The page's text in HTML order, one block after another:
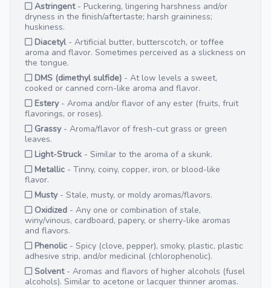
Astringent- Puckering, lingering harshness and/or
dryness in the finish/aftertaste; harsh graininess;
huskiness.
Diacetyl- Artificial butter, butterscotch, or toffee
aroma and flavor. Sometimes perceived as a slickness on
the tongue.
DMS (dimethyl sulfide) - At low levels a sweet,
cooked or canned corn-like aroma and flavor.
Estery- Aroma and/or flavor of any ester (fruits, fruit
flavorings, or roses).
Grassy- Aroma/flavor of fresh-cut grass or green
leaves.
Light-Struck - Similar to the aroma of a skunk.
Metallic - Tinny, coiny, copper, iron, or blood-like
flavor.
Musty- Stale, musty, or moldy aromas/flavors.
Oxidized - Any one or combination of stale,
winy/vinous, cardboard, papery, or sherry-like aromas
and flavors.
Phenolic - Spicy (clove, pepper), smoky, plastic, plastic
adhesive strip, and/or medicinal (chlorophenolic).
Solvent- Aromas and flavors of higher alcohols (fusel
alcohols). Similar to acetone or lacquer thinner aromas.